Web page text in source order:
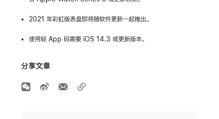
2021 年彩虹版表盘即将随软件更新一起推出。
使用轻 App 码需要 iOS 14.3 或更新版本。
分享文章